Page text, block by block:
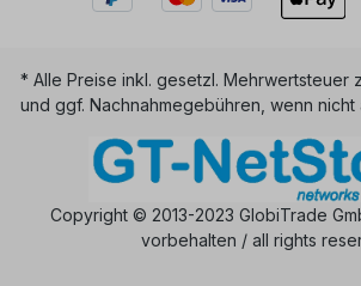
* Alle Preise inkl. gesetzl. Mehrwertsteuer
und ggf. Nachnahmegebühren, wenn
Copyright © 2013-2023 GlobiTrade
vorbehalten / all rights